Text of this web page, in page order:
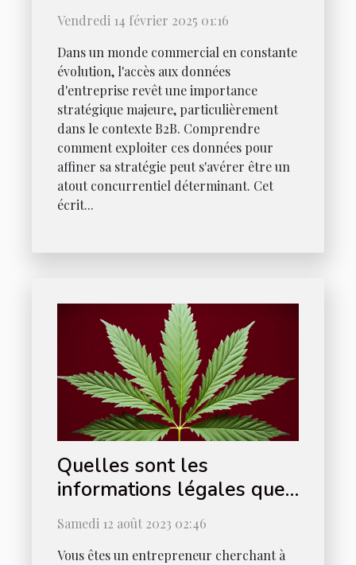
optimise la stratégie B2B
Vendredi 14 février 2025 01:16
Dans un monde commercial en constante
évolution, l'accès aux données
d'entreprise revêt une importance
stratégique majeure, particulièrement
dans le contexte B2B. Comprendre
comment exploiter ces données pour
affiner sa stratégie peut s'avérer être un
atout concurrentiel déterminant. Cet
écrit...
Quelles sont les
informations légales que
l'on peut trouver sur un
Extrait K-BIS?
Samedi 12 août 2023 02:46
Vous êtes un entrepreneur cherchant à